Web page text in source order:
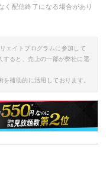
配信終了になる場合があり
エイトプログラムに参加して
すると、売上の一部が弊社に還
補助的に活用しております。